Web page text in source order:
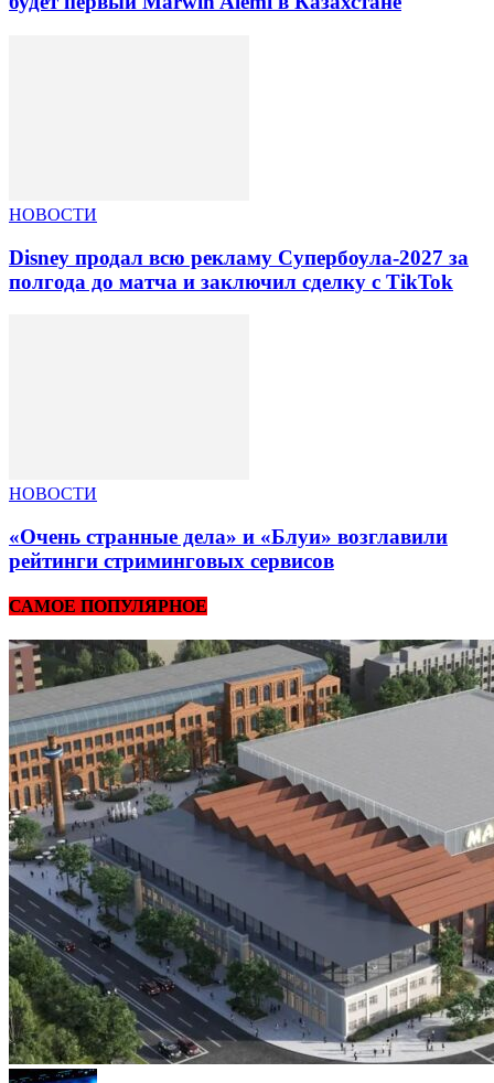
НОВОСТИ
Disney продал всю рекламу Супербоула-2027 за
полгода до матча и заключил сделку с TikTok
НОВОСТИ
«Очень странные дела» и «Блуи» возглавили
рейтинги стриминговых сервисов
САМОЕ ПОПУЛЯРНОЕ